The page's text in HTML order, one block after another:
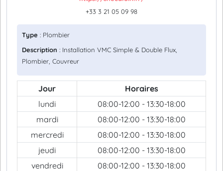
+33 3 21 05 09 98
Type : Plombier
Description : Installation VMC Simple & Double Flux,
Plombier, Couvreur
Jour
Horaires
lundi
08:00-12:00 - 13:30-18:00
mardi
08:00-12:00 - 13:30-18:00
mercredi
08:00-12:00 - 13:30-18:00
jeudi
08:00-12:00 - 13:30-18:00
vendredi
08:00-12:00 - 13:30-18:00